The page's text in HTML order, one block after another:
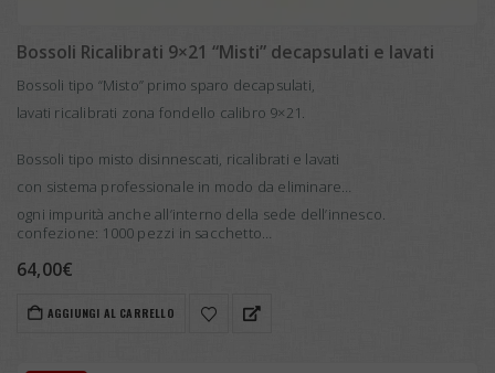
Bossoli Ricalibrati 9×21 “Misti” decapsulati e lavati
Bossoli tipo “Misto” primo sparo decapsulati,
lavati ricalibrati zona fondello calibro 9×21.
Bossoli tipo misto disinnescati, ricalibrati e lavati
con sistema professionale in modo da eliminare
ogni impurità anche all’interno della sede dell’innesco.
confezione: 1000 pezzi in sacchetto…
64,00€
AGGIUNGI AL CARRELLO